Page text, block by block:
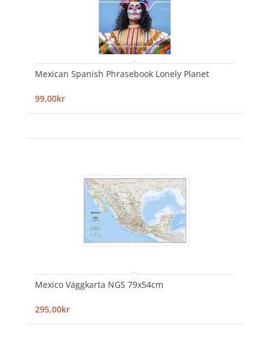
Mexican Spanish Phrasebook Lonely Planet
99,00kr
Mexico Väggkarta NGS 79x54cm
295,00kr